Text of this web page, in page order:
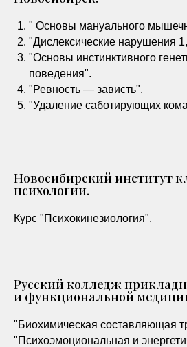
" Основы мануального
"Дислексические нарушения
"Основы инстинктивного
поведения".
"Ревность — зависть".
"Удаление саботирующих
Новосибирский институт
психологии.
Курс "Психокинезиология".
Русский колледж
и функциональной
"Биохимическая составляющая
"Психоэмоциональная и